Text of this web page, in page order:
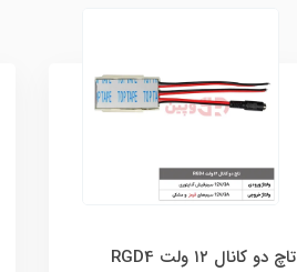
تاچ دو کانال ۱۲ ولت RGD4